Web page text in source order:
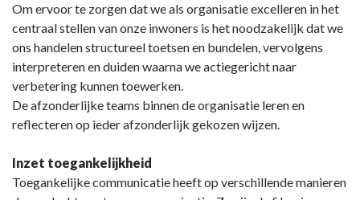
Om ervoor te zorgen dat we als organisatie excelleren in het
centraal stellen van onze inwoners is het noodzakelijk dat we
ons handelen structureel toetsen en bundelen, vervolgens
interpreteren en duiden waarna we actiegericht naar
verbetering kunnen toewerken.
De afzonderlijke teams binnen de organisatie leren en
reflecteren op ieder afzonderlijk gekozen wijzen.
Inzet toegankelijkheid
Toegankelijke communicatie heeft op verschillende manieren